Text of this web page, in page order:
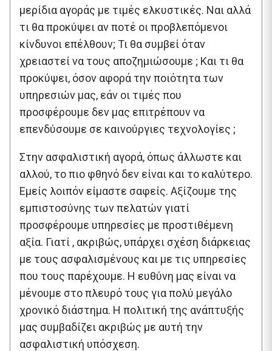
μερίδια αγοράς με τιμές ελκυστικές. Ναι αλλά
τι θα προκύψει αν ποτέ οι προβλεπόμενοι
κίνδυνοι επέλθουν; Τι θα συμβεί όταν
χρειαστεί να τους αποζημιώσουμε ; Και τι θα
προκύψει, όσον αφορά την ποιότητα των
υπηρεσιών μας, εάν οι τιμές που
προσφέρουμε δεν μας επιτρέπουν να
επενδύσουμε σε καινούργιες τεχνολογίες ;
Στην ασφαλιστική αγορά, όπως άλλωστε και
αλλού, το πιο φθηνό δεν είναι και το καλύτερο.
Εμείς λοιπόν είμαστε σαφείς. Αξίζουμε της
εμπιστοσύνης των πελατών γιατί
προσφέρουμε υπηρεσίες με προστιθέμενη
αξία. Γιατί , ακριβώς, υπάρχει σχέση διάρκειας
με τους ασφαλισμένους και με τις υπηρεσίες
που τους παρέχουμε. Η ευθύνη μας είναι να
μένουμε στο πλευρό τους για πολύ μεγάλο
χρονικό διάστημα. Η πολιτική της ανάπτυξής
μας συμβαδίζει ακριβώς με αυτή την
ασφαλιστική υπόσχεση.